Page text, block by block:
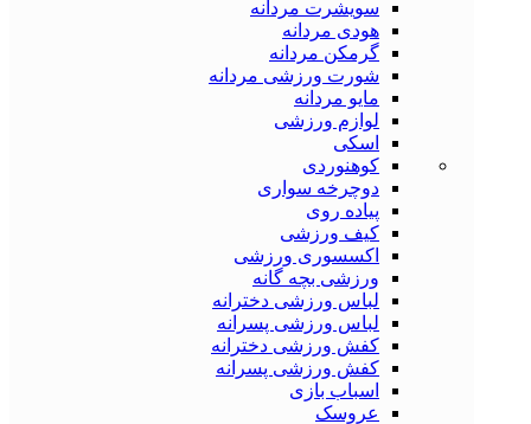
سویشرت مردانه
هودی مردانه
گرمکن مردانه
شورت ورزشی مردانه
مایو مردانه
لوازم ورزشی
اسکی
کوهنوردی
دوچرخه سواری
پیاده روی
کیف ورزشی
اکسسوری ورزشی
ورزشی بچه گانه
لباس ورزشی دخترانه
لباس ورزشی پسرانه
کفش ورزشی دخترانه
کفش ورزشی پسرانه
اسباب بازی
عروسک